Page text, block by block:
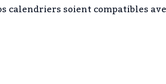
calendriers soient compatibles